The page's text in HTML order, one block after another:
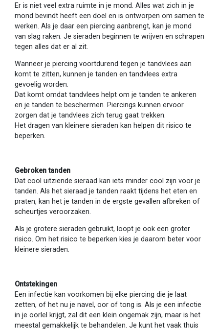
Er is niet veel extra ruimte in je mond. Alles wat zich in je
mond bevindt heeft een doel en is ontworpen om samen te
werken. Als je daar een piercing aanbrengt, kan je mond
van slag raken. Je sieraden beginnen te wrijven en schrapen
tegen alles dat er al zit.
Wanneer je piercing voortdurend tegen je tandvlees aan
komt te zitten, kunnen je tanden en tandvlees extra
gevoelig worden.
Dat komt omdat tandvlees helpt om je tanden te ankeren
en je tanden te beschermen. Piercings kunnen ervoor
zorgen dat je tandvlees zich terug gaat trekken.
Het dragen van kleinere sieraden kan helpen dit risico te
beperken.
Gebroken tanden
Dat cool uitziende sieraad kan iets minder cool zijn voor je
tanden. Als het sieraad je tanden raakt tijdens het eten en
praten, kan het je tanden in de ergste gevallen afbreken of
scheurtjes veroorzaken.
Als je grotere sieraden gebruikt, loopt je ook een groter
risico. Om het risico te beperken kies je daarom beter voor
kleinere sieraden.
Ontstekingen
Een infectie kan voorkomen bij elke piercing die je laat
zetten, of het nu je navel, oor of tong is. Als je een infectie
in je oorlel krijgt, zal dit een klein ongemak zijn, maar is het
meestal gemakkelijk te behandelen. Je kunt het vaak thuis